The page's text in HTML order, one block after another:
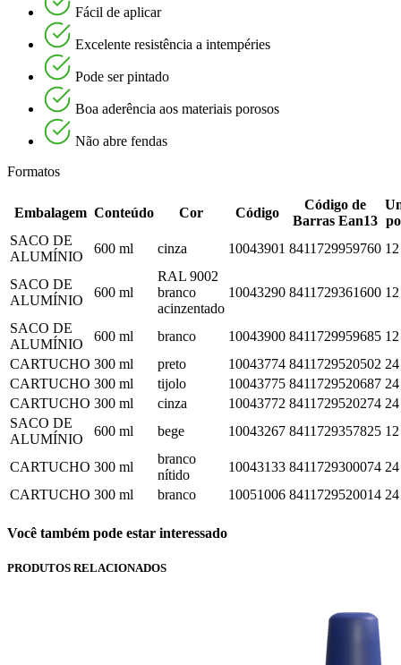
Fácil de aplicar
Excelente resistência a intempéries
Pode ser pintado
Boa aderência aos materiais porosos
Não abre fendas
Formatos
Embalagem Conteúdo Cor Código
Código de
Barras Ean13
SACO DE
ALUMÍNIO
600 ml cinza 10043901 8411729959760 12
SACO DE
ALUMÍNIO
600 ml
RAL 9002
branco
acinzentado
10043290 8411729361600 12
SACO DE
ALUMÍNIO
600 ml branco 10043900 8411729959685 12
CARTUCHO 300 ml preto 10043774 8411729520502 24
CARTUCHO 300 ml tijolo 10043775 8411729520687 24
CARTUCHO 300 ml cinza 10043772 8411729520274 24
SACO DE
ALUMÍNIO
600 ml bege 10043267 8411729357825 12
CARTUCHO 300 ml
branco
nítido
10043133 8411729300074 24
CARTUCHO 300 ml branco 10051006 8411729520014 24
Você também pode estar interessado
PRODUTOS RELACIONADOS